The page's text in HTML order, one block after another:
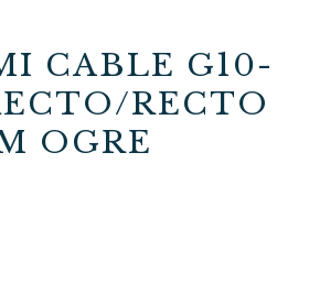
CABLE G10-
RECTO
OGRE